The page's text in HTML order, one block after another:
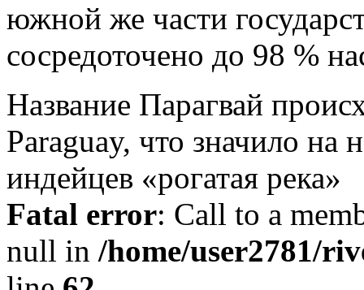
южной же части
сосредоточено до 98 %
Название Парагвай
Paraguay, что значило на
индейцев «рогатая река»
Fatal error: Call to a
null in /home/user2781/